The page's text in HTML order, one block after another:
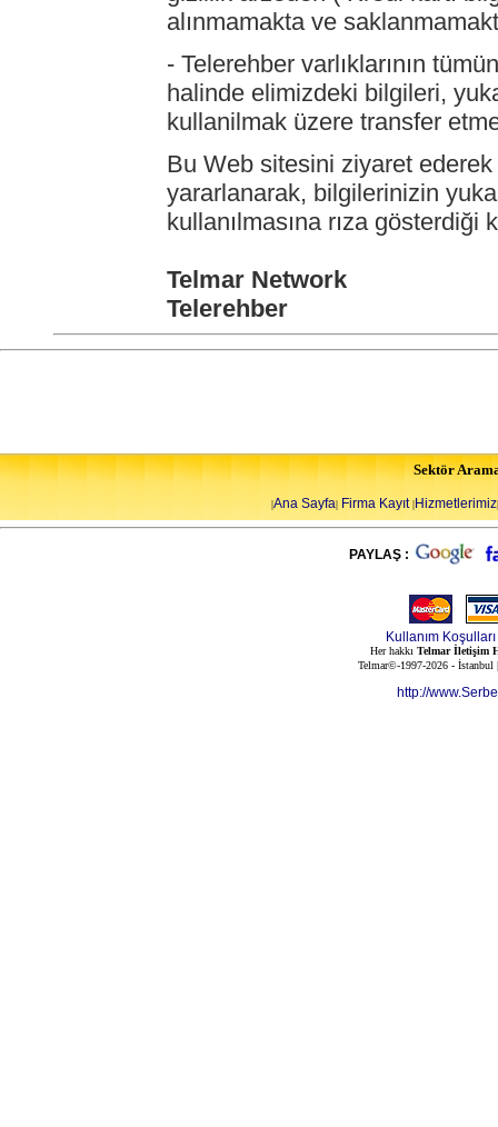
alınmamakta ve
- Telerehber varlıklarının
halinde elimizdeki bilgileri,
kullanilmak üzere transfer
Bu Web sitesini ziyaret
yararlanarak, bilgilerinizin
kullanılmasına rıza gösterdiği
Telmar Network
Telerehber
Sektör
|Ana Sayfa| Firma Kayıt|Hizmetlerimiz|
PAYLAŞ :
Kullanım Koşulları
Her hakkı Telmar İletişim
Telmar©-1997-2026 -
http://